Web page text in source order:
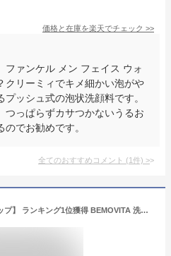
価格と在庫を楽天でチェック >>
ファンケル メン フェイス ウォ
クリーミィでキメ細かい泡がや
ッシュ式の泡状洗顔料です。
つっぱらずカサつかないうるお
でお勧めです。
全てのおすすめコメント (1件) >
【4月25日限定ポイントアップ】 ランキング1位獲得 BEMOVITA 洗顔フォーム メンズ 泡立てネット付き 泡 毛穴 洗顔料 泥 洗顔 メンズ ニキビ フェイスウォッシュ 男性 男性用 泥洗顔 乾燥肌 オイリー肌 テカリ べたつき にきび 化粧品 スキンケア メンズコスメ 保湿